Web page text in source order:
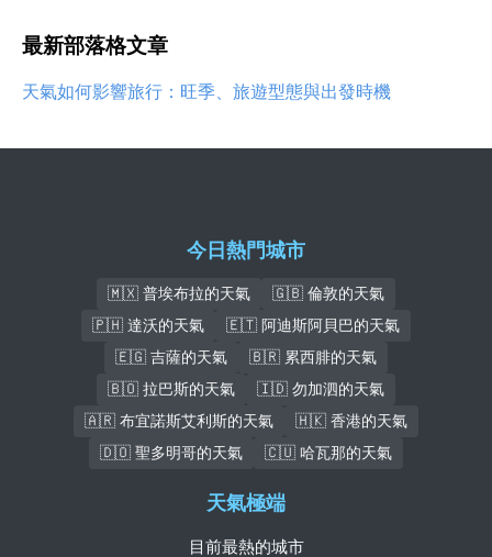
最新部落格文章
天氣如何影響旅行：旺季、旅遊型態與出發時機
今日熱門城市
🇲🇽 普埃布拉的天氣
🇬🇧 倫敦的天氣
🇵🇭 達沃的天氣
🇪🇹 阿迪斯阿貝巴的天氣
🇪🇬 吉薩的天氣
🇧🇷 累西腓的天氣
🇧🇴 拉巴斯的天氣
🇮🇩 勿加泗的天氣
🇦🇷 布宜諾斯艾利斯的天氣
🇭🇰 香港的天氣
🇩🇴 聖多明哥的天氣
🇨🇺 哈瓦那的天氣
天氣極端
目前最熱的城市